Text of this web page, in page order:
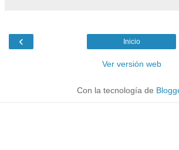
‹ Inicio
Ver versión web
Con la tecnología de